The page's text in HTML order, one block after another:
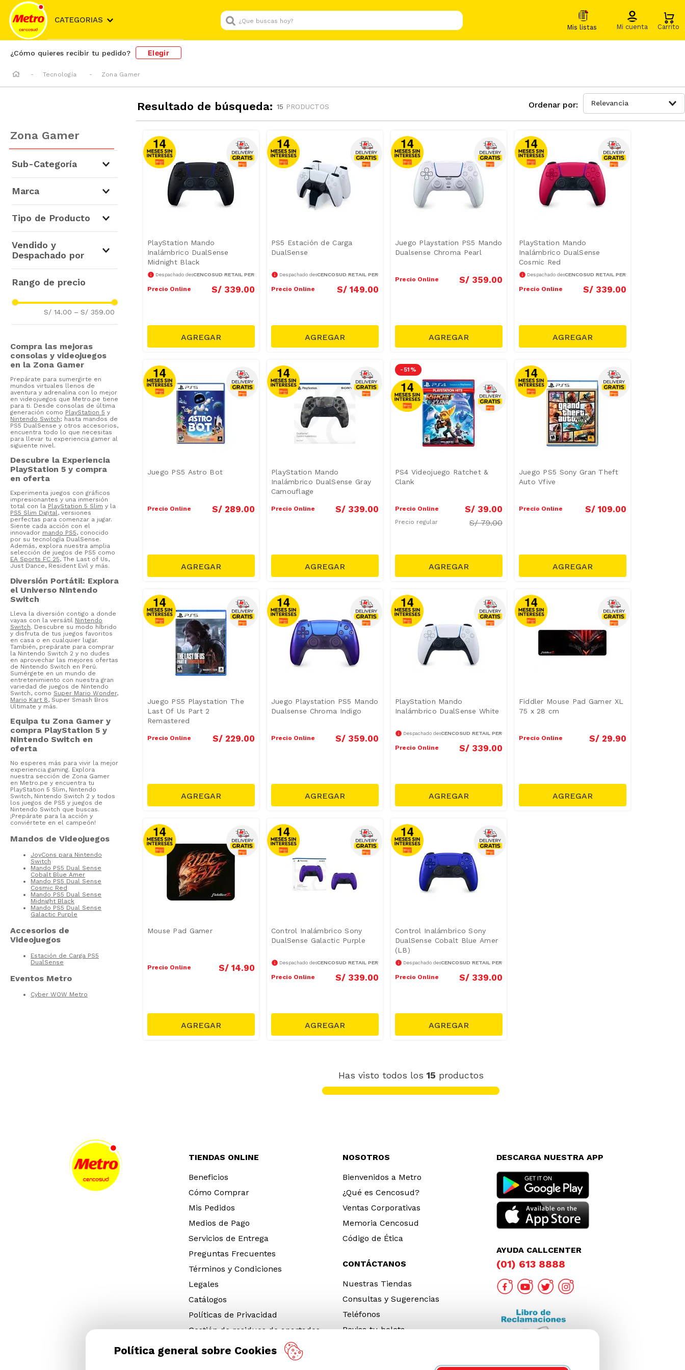
CATEGORIAS
¿Que buscas hoy?
¿Cómo quieres recibir tu pedido? Elegir
Tecnología Zona Gamer
Resultado de búsqueda: 15 PRODUCTOS Relevancia
Zona Gamer
Sub-Categoría
(1)
Marca
Tipo de Producto
Controles Gamer (
Juegos PS4 y PS5
Vendido y
Despachado por
(6)
S/ 14.00 – S/ 359.00
Compra las mejoras
consolas y videojuegos
en la Zona Gamer
Prepárate para sumergirte en
mundos virtuales llenos de
aventura y adrenalina con lo mejor
en videojuegos que Metro.pe tiene
para ti. Desde consolas de última
generación como PlayStation 5 y
Nintendo Switch; hasta mandos de
PS5 DualSense y otros accesorios,
encuentra todo lo que necesitas
para llevar tu experiencia gamer al
siguiente nivel.
Descubre la Experiencia
PlayStation 5 y compra
en oferta
Experimenta juegos con gráficos
impresionantes y una inmersión
total con la PlayStation 5 Slim y la
PS5 Slim Digital, versiones
perfectas para comenzar a jugar.
Siente cada acción con el
innovador mando PS5, conocido
por su tecnología DualSense.
Además, explora nuestra amplia
selección de juegos de PS5 como
EA Sports FC 25, The Last of Us,
Just Dance, Resident Evil y más.
Diversión Portátil: Explora
el Universo Nintendo
Switch
Lleva la diversión contigo a donde
vayas con la versátil Nintendo
Switch. Descubre su modo híbrido
y disfruta de tus juegos favoritos
en casa o en cualquier lugar.
También, prepárate para comprar
la Nintendo Switch 2 y no dudes
en aprovechar las mejores ofertas
de Nintendo Switch en Perú.
Sumérgete en un mundo de
entretenimiento con nuestra gran
variedad de juegos de Nintendo
Switch, como Super Mario Wonder,
Mario Kart 8, Super Smash Bros
Ultimate y más.
Equipa tu Zona Gamer y
compra PlayStation 5 y
Nintendo Switch en
oferta
No esperes más para vivir la mejor
experiencia gaming. Explora
nuestra sección de Zona Gamer
en Metro.pe y encuentra tu
PlayStation 5 Slim, Nintendo
Switch, Nintendo Switch 2 y todos
los juegos de PS5 y juegos de
Nintendo Switch que buscas.
¡Prepárate para la acción y
conviértete en el campeón!
Mandos de Videojuegos
JoyCons para Nintendo
Switch
Mando PS5 Dual Sense
Cobalt Blue Amer
Mando PS5 Dual Sense
Cosmic Red
Mando PS5 Dual Sense
Midnight Black
Mando PS5 Dual Sense
Galactic Purple
Accesorios de
Videojuegos
Estación de Carga PS5
DualSense
Eventos Metro
Cyber WOW Metro
PlayStation Mando
Inalámbrico DualSense
Midnight Black
Despachado desdeCENCOSUD RETAIL PERÚ S.A.
Precio Online S/ 339.00
PS5 Estación de Carga
DualSense
Despachado desdeCENCOSUD RETAIL PERÚ S.A.
Precio Online S/ 149.00
Juego Playstation PS5 Mando
Dualsense Chroma Pearl
Precio Online S/ 359.00
PlayStation Mando
Inalámbrico DualSense
Cosmic Red
Despachado desdeCENCOSUD RETAIL PERÚ S.A.
Precio Online S/ 339.00
Juego PS5 Astro Bot
Precio Online S/ 289.00
PlayStation Mando
Inalámbrico DualSense Gray
Camouflage
Precio Online S/ 339.00
-51 %
PS4 Videojuego Ratchet &
Clank
Precio Online S/ 39.00
Precio regular S/79.00
Juego PS5 Sony Gran Theft
Auto Vfive
Precio Online S/ 109.00
Juego PS5 Playstation The
Last Of Us Part 2
Remastered
Precio Online S/ 229.00
Juego Playstation PS5 Mando
Dualsense Chroma Indigo
Precio Online S/ 359.00
PlayStation Mando
Inalámbrico DualSense White
Despachado desdeCENCOSUD RETAIL PERÚ S.A.
Precio Online S/ 339.00
Fiddler Mouse Pad Gamer XL
75 x 28 cm
Precio Online S/ 29.90
Mouse Pad Gamer
Precio Online S/ 14.90
Control Inalámbrico Sony
DualSense Galactic Purple
Despachado desdeCENCOSUD RETAIL PERÚ S.A.
Precio Online S/ 339.00
Control Inalámbrico Sony
DualSense Cobalt Blue Amer
(LB)
Despachado desdeCENCOSUD RETAIL PERÚ S.A.
Precio Online S/ 339.00
Has visto todos los 15 productos
TIENDAS ONLINE
Beneficios
Cómo Comprar
Mis Pedidos
Medios de Pago
Servicios de Entrega
Preguntas Frecuentes
Términos y Condiciones
Legales
Catálogos
Políticas de Privacidad
Gestión de residuos de apartados
Gestión de Neumáticos Fuera de Uso
NOSOTROS
Bienvenidos a Metro
¿Qué es Cencosud?
Ventas Corporativas
Memoria Cencosud
Código de Ética
CONTÁCTANOS
Nuestras Tiendas
Consultas y Sugerencias
Teléfonos
Revisa tu boleta
DESCARGA NUESTRA APP
AYUDA CALLCENTER
(01) 613 8888
Política general sobre Cookies